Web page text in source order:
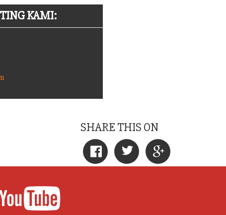
KAMI:
SHARE THIS ON